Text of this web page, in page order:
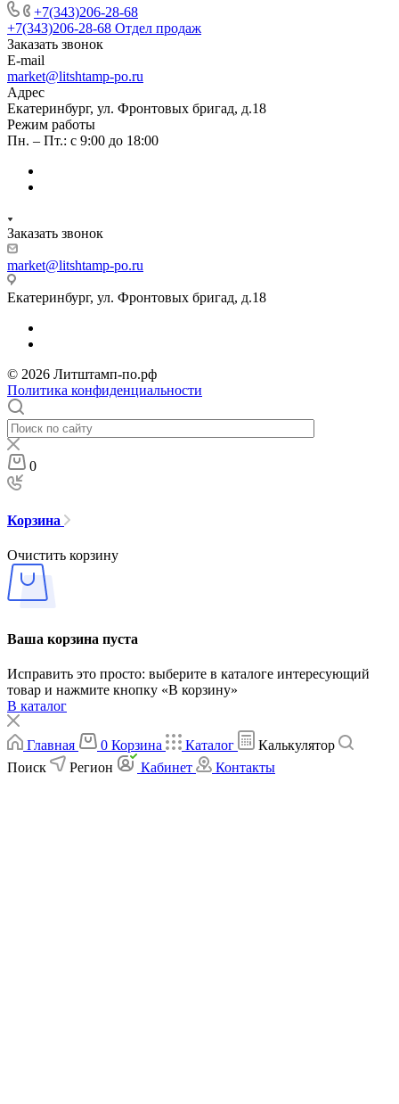
+7(343)206-28-68
+7(343)206-28-68 Отдел продаж
Заказать звонок
E-mail
market@litshtamp-po.ru
Адрес
Екатеринбург, ул. Фронтовых бригад, д.18
Режим работы
Пн. – Пт.: с 9:00 до 18:00
Заказать звонок
market@litshtamp-po.ru
Екатеринбург, ул. Фронтовых бригад, д.18
© 2026 Литштамп-по.рф
Политика конфиденциальности
0
Корзина
Очистить корзину
Ваша корзина пуста
Исправить это просто: выберите в каталоге интересующий
товар и нажмите кнопку «В корзину»
В каталог
Главная 0 Корзина Каталог
Калькулятор
Поиск
Регион Кабинет Контакты